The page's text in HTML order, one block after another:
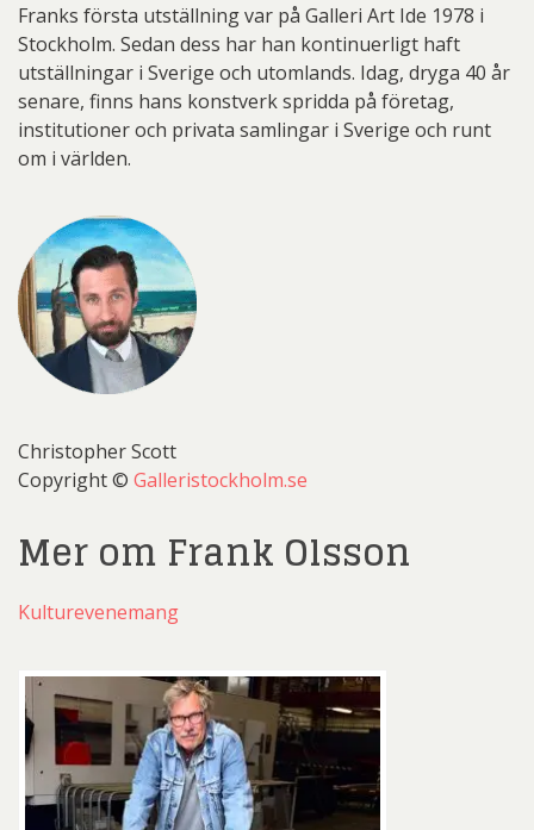
Franks första utställning var på Galleri Art Ide 1978 i
Stockholm. Sedan dess har han kontinuerligt haft
utställningar i Sverige och utomlands. Idag, dryga 40 år
senare, finns hans konstverk spridda på företag,
institutioner och privata samlingar i Sverige och runt
om i världen.
Christopher Scott
Copyright © Galleristockholm.se
Mer om Frank Olsson
Kulturevenemang